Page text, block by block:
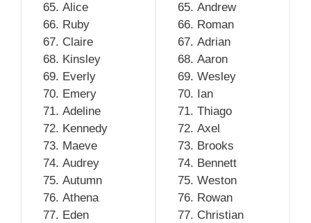
Alice
Ruby
Claire
Kinsley
Everly
Emery
Adeline
Kennedy
Maeve
Audrey
Autumn
Athena
Eden
Andrew
Roman
Adrian
Aaron
Wesley
Ian
Thiago
Axel
Brooks
Bennett
Weston
Rowan
Christian